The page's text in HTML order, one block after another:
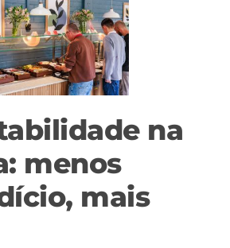
na
menos
mais